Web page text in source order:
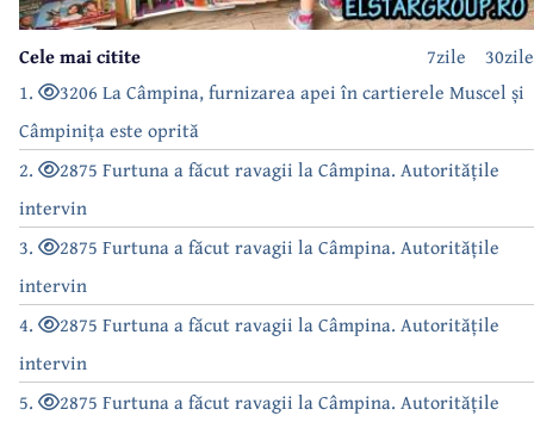
30zile
7zile
Cele mai citite
1.
3206 La Câmpina, furnizarea apei în cartierele Muscel și
Câmpinița este oprită
2.
2875 Furtuna a făcut ravagii la Câmpina. Autoritățile
intervin
3.
2875 Furtuna a făcut ravagii la Câmpina. Autoritățile
intervin
4.
2875 Furtuna a făcut ravagii la Câmpina. Autoritățile
intervin
5.
2875 Furtuna a făcut ravagii la Câmpina. Autoritățile